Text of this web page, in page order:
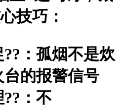
技巧：
?：孤烟不是炊
的报警信号
?：不